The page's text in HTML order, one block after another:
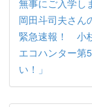
無事にご入学し
岡田斗司夫さん
緊急速報！ 小
エコハンター
い！」